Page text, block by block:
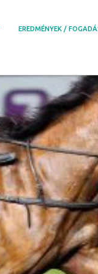
EREDMÉNYEK /